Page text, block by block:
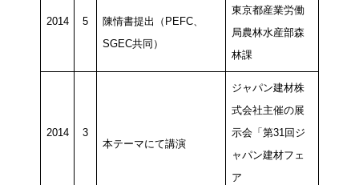
2014 5
陳情書提出（PEFC、
SGEC共同）
東京都産業労働
局農林水産部森
林課
2014
3
本テーマにて講演
ジャパン建材株
式会社主催の展
示会「第31回ジ
ャパン建材フェ
ア